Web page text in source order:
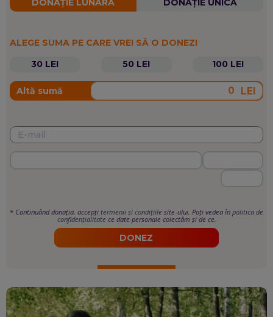
DONAȚIE LUNARĂ DONAȚIE UNICĂ
ALEGE SUMA PE CARE VREI SĂ O DONEZI
30 LEI
50 LEI 100 LEI
Altă sumă LEI
* Continuând donația, accepți termenii si condițiile site-ului. Poți vedea în politica de
confidențialitate ce date personale colectăm și de ce.
DONEZ